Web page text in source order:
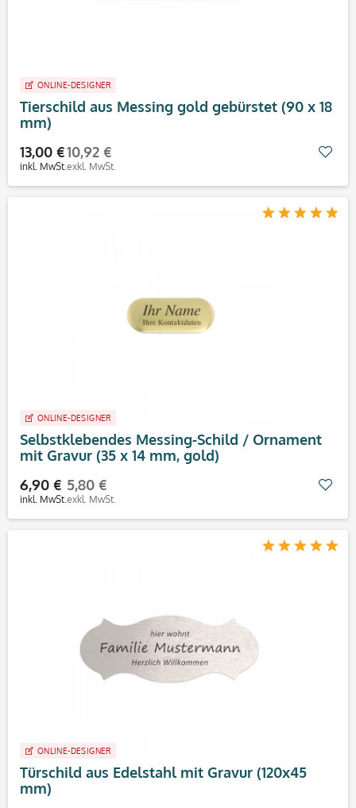
ONLINE-DESIGNER
Tierschild aus Messing gold gebürstet (90 x 18
mm)
13,00 €
inkl. MwSt.
10,92 €
exkl. MwSt.
ONLINE-DESIGNER
Selbstklebendes Messing-Schild / Ornament
mit Gravur (35 x 14 mm, gold)
6,90 €
inkl. MwSt.
5,80 €
exkl. MwSt.
ONLINE-DESIGNER
Türschild aus Edelstahl mit Gravur (120x45
mm)